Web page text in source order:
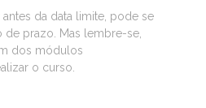
da data limite, pode se
de prazo. Mas lembre-se,
dos módulos
o curso.